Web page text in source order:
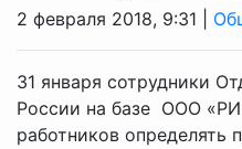
2 февраля 2018, 9:31 |
31 января сотрудники
России на базе ООО
работников определять